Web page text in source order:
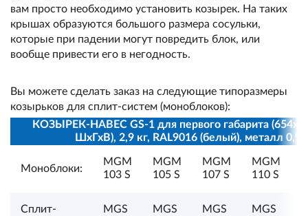
вам просто необходимо установить козырек. На таких
крышах образуются большого размера сосульки,
которые при падении могут повредить блок, или
вообще привести его в негодность.
Вы можете сделать заказ на следующие типоразмеры
козырьков для сплит-систем (моноблоков):
КОЗЫРЕК-НАВЕС GS-1 для первого габарита
ШхГхВ), 2,9 кг, RAL9016 (белый), металл 0,9
Моноблоки:
MGM
103 S
MGM
105 S
MGM
107 S
MGM
110 S
Сплит-
MGS
MGS
MGS
MGS